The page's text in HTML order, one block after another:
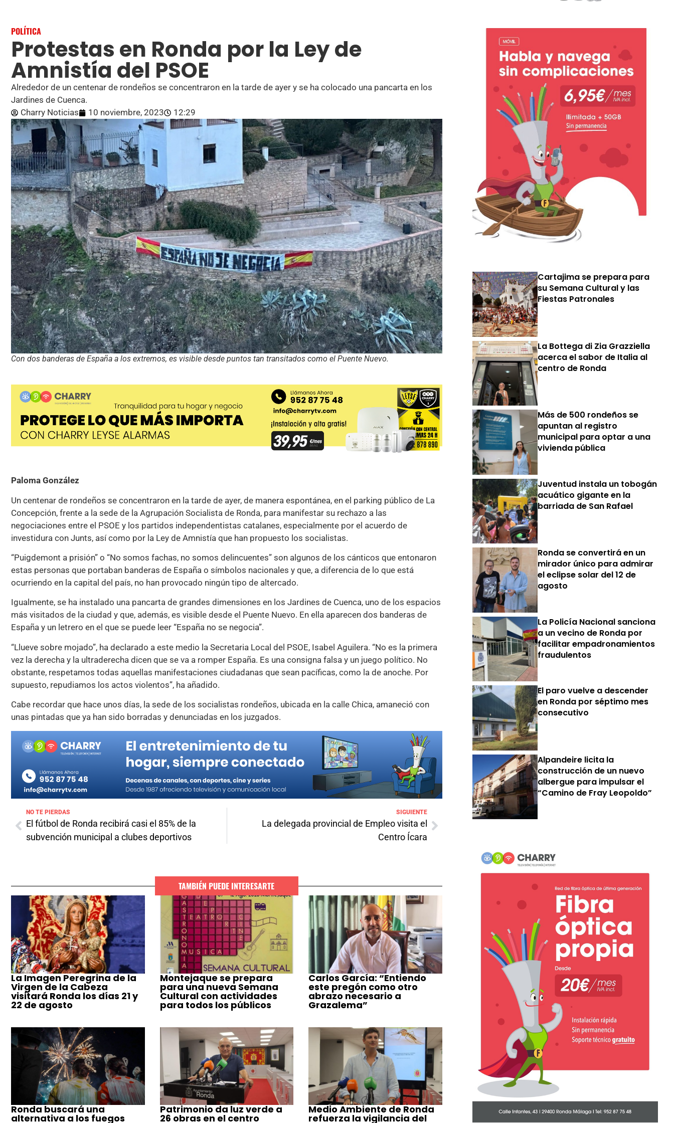
POLÍTICA
Protestas en Ronda por la Ley de
Amnistía del PSOE
Alrededor de un centenar de rondeños se concentraron en la tarde de ayer y se ha colocado una pancarta en los
Jardines de Cuenca.
Charry Noticias
10 noviembre, 2023 12:29
Con dos banderas de España a los extremos, es visible desde puntos tan transitados como el Puente Nuevo.
Paloma González
Un centenar de rondeños se concentraron en la tarde de ayer, de manera espontánea, en el parking público de La
Concepción, frente a la sede de la Agrupación Socialista de Ronda, para manifestar su rechazo a las
negociaciones entre el PSOE y los partidos independentistas catalanes, especialmente por el acuerdo de
investidura con Junts, así como por la Ley de Amnistía que han propuesto los socialistas.
“Puigdemont a prisión” o “No somos fachas, no somos delincuentes” son algunos de los cánticos que entonaron
estas personas que portaban banderas de España o símbolos nacionales y que, a diferencia de lo que está
ocurriendo en la capital del país, no han provocado ningún tipo de altercado.
Igualmente, se ha instalado una pancarta de grandes dimensiones en los Jardines de Cuenca, uno de los espacios
más visitados de la ciudad y que, además, es visible desde el Puente Nuevo. En ella aparecen dos banderas de
España y un letrero en el que se puede leer “España no se negocia”.
“Llueve sobre mojado”, ha declarado a este medio la Secretaria Local del PSOE, Isabel Aguilera. “No es la primera
vez la derecha y la ultraderecha dicen que se va a romper España. Es una consigna falsa y un juego político. No
obstante, respetamos todas aquellas manifestaciones ciudadanas que sean pacíficas, como la de anoche. Por
supuesto, repudiamos los actos violentos”, ha añadido.
Cabe recordar que hace unos días, la sede de los socialistas rondeños, ubicada en la calle Chica, amaneció con
unas pintadas que ya han sido borradas y denunciadas en los juzgados.
NO TE PIERDAS
El fútbol de Ronda recibirá casi el 85% de la
subvención municipal a clubes deportivos
SIGUIENTE
La delegada provincial de Empleo visita el
Centro Ícara
TAMBIÉN PUEDE INTERESARTE
La Imagen Peregrina de la
Virgen de la Cabeza
visitará Ronda los días 21 y
22 de agosto
Montejaque se prepara
para una nueva Semana
Cultural con actividades
para todos los públicos
Carlos García: “Entiendo
este pregón como otro
abrazo necesario a
Grazalema”
Ronda buscará una
alternativa a los fuegos
Patrimonio da luz verde a
26 obras en el centro
Medio Ambiente de Ronda
refuerza la vigilancia del
Cartajima se prepara para
su Semana Cultural y las
Fiestas Patronales
La Bottega di Zia Grazziella
acerca el sabor de Italia al
centro de Ronda
Más de 500 rondeños se
apuntan al registro
municipal para optar a una
vivienda pública
Juventud instala un tobogán
acuático gigante en la
barriada de San Rafael
Ronda se convertirá en un
mirador único para admirar
el eclipse solar del 12 de
agosto
La Policía Nacional sanciona
a un vecino de Ronda por
facilitar empadronamientos
fraudulentos
El paro vuelve a descender
en Ronda por séptimo mes
consecutivo
Alpandeire licita la
construcción de un nuevo
albergue para impulsar el
“Camino de Fray Leopoldo”